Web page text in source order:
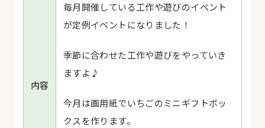
内容
毎月開催している工作や遊びのイベント
が定例イベントになりました！
季節に合わせた工作や遊びをやっていき
ますよ♪
今月は画用紙でいちごのミニギフトボッ
クスを作ります。